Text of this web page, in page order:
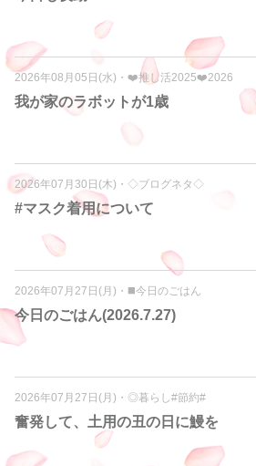
2026年08月05日(水) ・ ❤️推し活2025❤️2026
我が家のラボットが1歳
2026年07月30日(木) ・ ◇ブログネタ◇
#マスク着用について
2026年07月27日(月) ・ ◼️今日のごはん
今日のごはん(2026.7.27)
2026年07月27日(月) ・ ◎暮らし#節約#
奮発して、土用の丑の日に鰻を